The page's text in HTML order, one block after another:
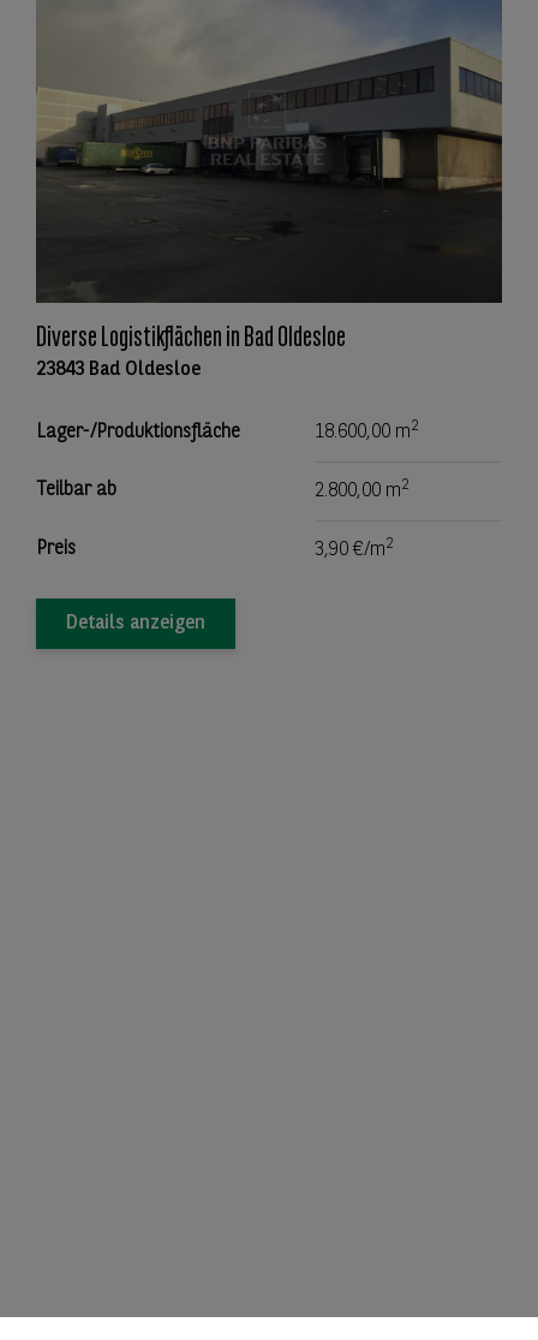
Diverse Logistikflächen in Bad Oldesloe
23843 Bad Oldesloe
Lager-/Produktionsfläche 18.600,00 m2
Teilbar ab 2.800,00 m2
Preis 3,90 €/m2
Details anzeigen